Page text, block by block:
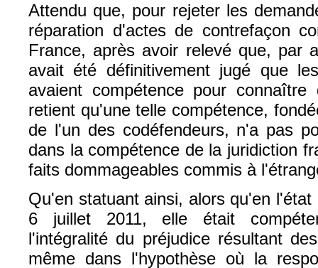
Attendu que, pour rejeter les
réparation d'actes de contrefaçon
France, après avoir relevé que, par
avait été définitivement jugé que
avaient compétence pour
retient qu'une telle compétence,
de l'un des codéfendeurs, n'a pas
dans la compétence de la juridiction
faits dommageables commis à
Qu'en statuant ainsi, alors qu'en
6 juillet 2011, elle était
l'intégralité du préjudice résultant
même dans l'hypothèse où la